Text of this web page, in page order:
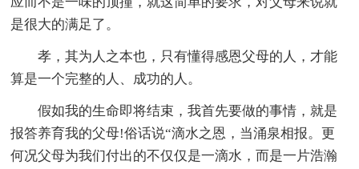
是很大的满足了。
孝，其为人之本也，只有懂得感恩父母的人，才能
算是一个完整的人、成功的人。
假如我的生命即将结束，我首先要做的事情，就是
报答养育我的父母!俗话说“滴水之恩，当涌泉相报。更
何况父母为我们付出的不仅仅是一滴水，而是一片浩瀚